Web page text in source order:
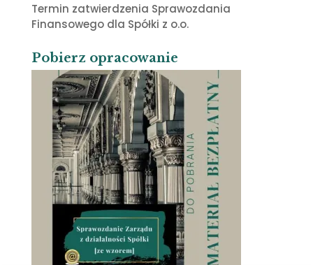
Termin zatwierdzenia Sprawozdania
Finansowego dla Spółki z o.o.
Pobierz opracowanie